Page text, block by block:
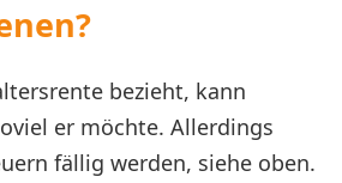
bezieht, kann
er möchte. Allerdings
fällig werden, siehe oben.